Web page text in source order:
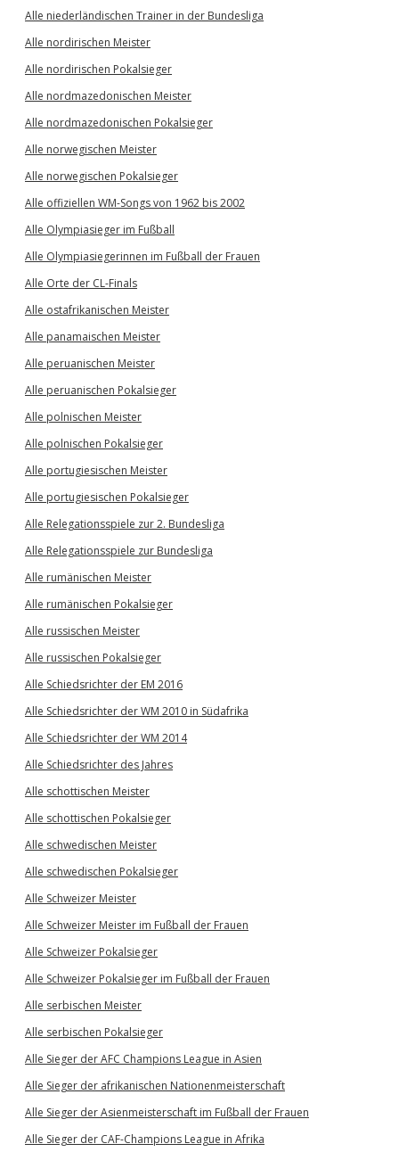
Alle niederländischen Trainer in der Bundesliga
Alle nordirischen Meister
Alle nordirischen Pokalsieger
Alle nordmazedonischen Meister
Alle nordmazedonischen Pokalsieger
Alle norwegischen Meister
Alle norwegischen Pokalsieger
Alle offiziellen WM-Songs von 1962 bis 2002
Alle Olympiasieger im Fußball
Alle Olympiasiegerinnen im Fußball der Frauen
Alle Orte der CL-Finals
Alle ostafrikanischen Meister
Alle panamaischen Meister
Alle peruanischen Meister
Alle peruanischen Pokalsieger
Alle polnischen Meister
Alle polnischen Pokalsieger
Alle portugiesischen Meister
Alle portugiesischen Pokalsieger
Alle Relegationsspiele zur 2. Bundesliga
Alle Relegationsspiele zur Bundesliga
Alle rumänischen Meister
Alle rumänischen Pokalsieger
Alle russischen Meister
Alle russischen Pokalsieger
Alle Schiedsrichter der EM 2016
Alle Schiedsrichter der WM 2010 in Südafrika
Alle Schiedsrichter der WM 2014
Alle Schiedsrichter des Jahres
Alle schottischen Meister
Alle schottischen Pokalsieger
Alle schwedischen Meister
Alle schwedischen Pokalsieger
Alle Schweizer Meister
Alle Schweizer Meister im Fußball der Frauen
Alle Schweizer Pokalsieger
Alle Schweizer Pokalsieger im Fußball der Frauen
Alle serbischen Meister
Alle serbischen Pokalsieger
Alle Sieger der AFC Champions League in Asien
Alle Sieger der afrikanischen Nationenmeisterschaft
Alle Sieger der Asienmeisterschaft im Fußball der Frauen
Alle Sieger der CAF-Champions League in Afrika